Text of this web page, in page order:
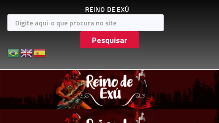
REINO DE EXÚ
Pesquisar